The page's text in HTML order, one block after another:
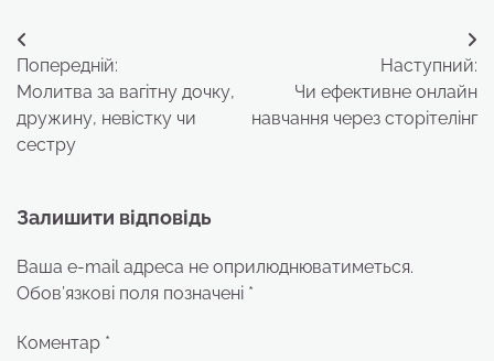
Навігація
записів
Попередній:
Молитва за вагітну дочку,
дружину, невістку чи
сестру
Наступний:
Чи ефективне онлайн
навчання через сторітелінг
Залишити відповідь
Ваша e-mail адреса не оприлюднюватиметься.
Обов’язкові поля позначені *
Коментар *